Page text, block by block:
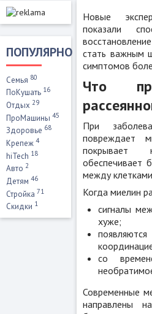
ПОПУЛЯРНО
Семья 80
ПоКушать 16
Отдых 29
ПроМашины 45
Здоровье 68
Крепеж 4
hiTech 18
Авто 2
Детям 46
Стройка 71
Скидки 1
Новые
показали
стать важным
симптомов
Что
При
повреждает
покрывает
обеспечивает
между
Когда миелин
сигналы
хуже;
со
Современные
направлены